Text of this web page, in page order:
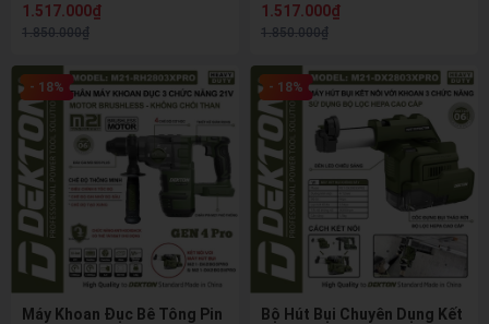
RPM
1.517.000₫
1.850.000₫
100mm
1.517.000₫
1.850.000₫
- 18%
Máy Khoan Đục Bê Tông Pin
- 18%
Bộ Hút Bụi Chuyên Dụng Kết